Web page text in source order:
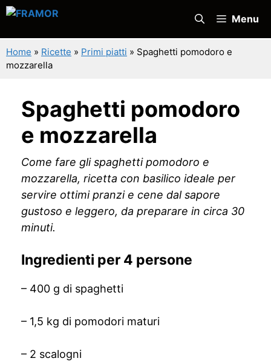
Vai
contenuto
Menu
Home » Ricette » Primi piatti » Spaghetti pomodoro e
mozzarella
Spaghetti pomodoro
e mozzarella
Come fare gli spaghetti pomodoro e
mozzarella, ricetta con basilico ideale per
servire ottimi pranzi e cene dal sapore
gustoso e leggero, da preparare in circa 30
minuti.
Ingredienti per 4 persone
– 400 g di spaghetti
– 1,5 kg di pomodori maturi
– 2 scalogni